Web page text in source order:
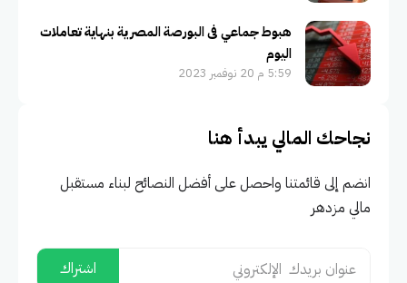
هبوط جماعي فى البورصة المصرية بنهاية تعاملات
اليوم
5:59 م 20 نوفمبر 2023
نجاحك المالي يبدأ هنا
انضم إلى قائمتنا واحصل على أفضل النصائح لبناء مستقبل
مالي مزدهر